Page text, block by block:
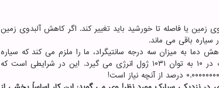
یا فاصله تا خورشید باید تغییر کند. اگر کاهش آلبدوی زمین
سیاره باقی می ماند.
دما به میزان سه درجه سانتیگراد، ما را ملزم می کند که سیاره
زمین را سه میلیون کیلومتر دیگر از خورشید دور نماییم. این کار حدود پنج ضرب در ۱۰ به توان ۱۰۳۱ ژول انرژی می گیرد. این در شرایطی است که